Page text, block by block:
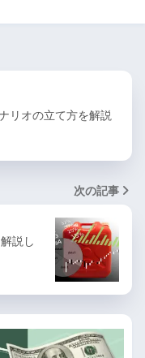
リオの立て方を解説
次の記事
説し